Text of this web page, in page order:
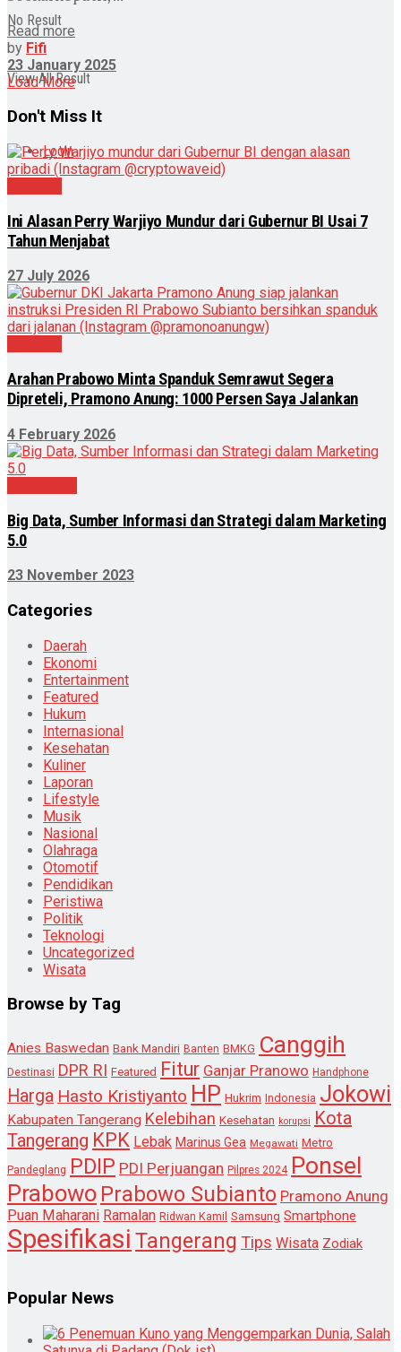
No Result
View All Result
Login
Read more
by Fifi
23 January 2025
Load More
Don't Miss It
Ini Alasan Perry Warjiyo Mundur dari Gubernur BI Usai 7
Tahun Menjabat
27 July 2026
Arahan Prabowo Minta Spanduk Semrawut Segera
Dipreteli, Pramono Anung: 1000 Persen Saya Jalankan
4 February 2026
Big Data, Sumber Informasi dan Strategi dalam Marketing
5.0
23 November 2023
Categories
Daerah
Ekonomi
Entertainment
Featured
Hukum
Internasional
Kesehatan
Kuliner
Laporan
Lifestyle
Musik
Nasional
Olahraga
Otomotif
Pendidikan
Peristiwa
Politik
Teknologi
Uncategorized
Wisata
Browse by Tag
Anies Baswedan Bank Mandiri Banten BMKG Canggih
Destinasi DPR RI Featured Fitur Ganjar Pranowo Handphone
Harga Hasto Kristiyanto HP Hukrim Indonesia Jokowi
Kabupaten Tangerang Kelebihan Kesehatan korupsi Kota
Tangerang KPK Lebak Marinus Gea Megawati Metro
Pandeglang PDIP PDI Perjuangan Pilpres 2024 Ponsel
Prabowo Prabowo Subianto Pramono Anung
Puan Maharani Ramalan Ridwan Kamil Samsung Smartphone
Spesifikasi Tangerang Tips Wisata Zodiak
Popular News